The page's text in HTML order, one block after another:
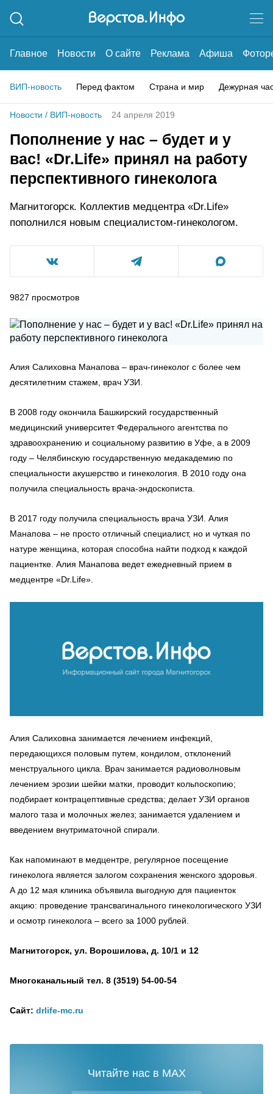
Главное Новости О сайте Реклама Афиша
ВИП-новость Перед фактом Страна и мир Дежурная
Новости / ВИП-новость 24 апреля 2019
Пополнение у нас – будет и у
вас! «Dr.Life» принял на работу
перспективного гинеколога
Магнитогорск. Коллектив медцентра «Dr.Life»
пополнился новым специалистом-гинекологом.
9827 просмотров
Алия Салиховна Манапова – врач-гинеколог с более чем
десятилетним стажем, врач УЗИ.
В 2008 году окончила Башкирский государственный
медицинский университет Федерального агентства по
здравоохранению и социальному развитию в Уфе, а в 2009
году – Челябинскую государственную медакадемию по
специальности акушерство и гинекология. В 2010 году она
получила специальность врача-эндоскописта.
В 2017 году получила специальность врача УЗИ. Алия
Манапова – не просто отличный специалист, но и чуткая по
натуре женщина, которая способна найти подход к каждой
пациентке. Алия Манапова ведет ежедневный прием в
медцентре «Dr.Life».
Алия Салиховна занимается лечением инфекций,
передающихся половым путем, кондилом, отклонений
менструального цикла. Врач занимается радиоволновым
лечением эрозии шейки матки, проводит кольпоскопию;
подбирает контрацептивные средства; делает УЗИ органов
малого таза и молочных желез; занимается удалением и
введением внутриматочной спирали.
Как напоминают в медцентре, регулярное посещение
гинеколога является залогом сохранения женского здоровья.
А до 12 мая клиника объявила выгодную для пациенток
акцию: проведение трансвагинального гинекологического УЗИ
и осмотр гинеколога – всего за 1000 рублей.
Магнитогорск, ул. Ворошилова, д. 10/1 и 12
Многоканальный тел. 8 (3519) 54-00-54
Сайт: drlife-mc.ru
Читайте нас в MAX